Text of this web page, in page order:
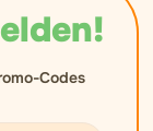
Codes